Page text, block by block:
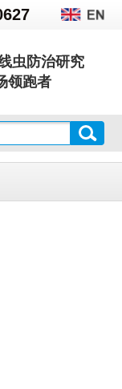
虫防治研究
领跑者